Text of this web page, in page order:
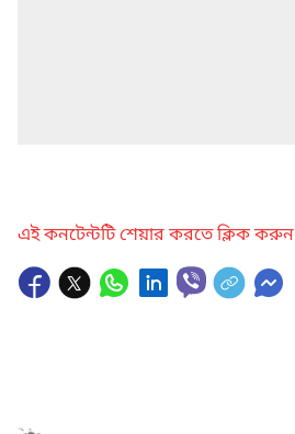
এই কনটেন্টটি শেয়ার করতে ক্লিক করুন